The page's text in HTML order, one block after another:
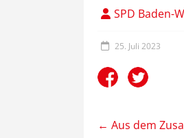
SPD Baden-
25. Juli 2023
← Aus dem